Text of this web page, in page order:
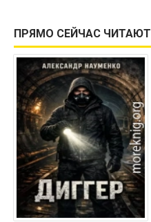
ПРЯМО СЕЙЧАС ЧИТАЮТ